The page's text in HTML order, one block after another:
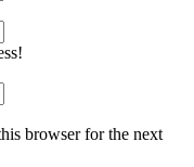
browser for the next